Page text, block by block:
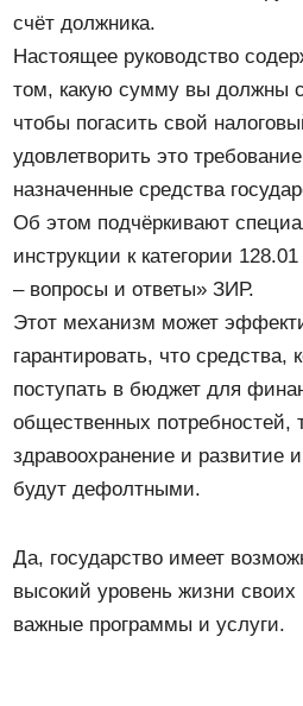
счёт должника.
Настоящее руководство
том, какую сумму вы должны
чтобы погасить свой
удовлетворить это
назначенные средства
Об этом подчёркивают
инструкции к категории
– вопросы и ответы» ЗИР.
Этот механизм может
гарантировать, что средства,
поступать в бюджет для
общественных потребностей,
здравоохранение и развитие
будут дефолтными.
Да, государство имеет
высокий уровень жизни
важные программы и услуги.